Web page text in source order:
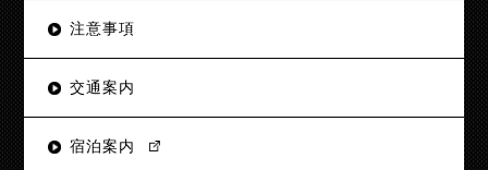
注意事項
交通案内
宿泊案内